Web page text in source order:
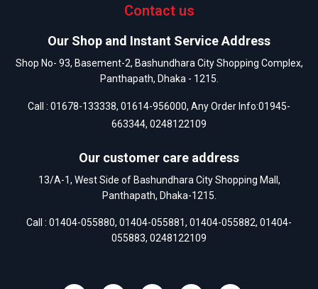
Contact us
Our Shop and Instant Service Address
Shop No- 93, Basement-2, Bashundhara City Shopping Complex,
Panthapath, Dhaka - 1215.
Call : 01678-133338, 01614-956000, Any Order Info:01945-
663344, 0248122109
Our customer care address
13/A-1, West Side of Bashundhara City Shopping Mall,
Panthapath, Dhaka-1215.
Call : 01404-055880, 01404-055881, 01404-055882, 01404-
055883, 0248122109